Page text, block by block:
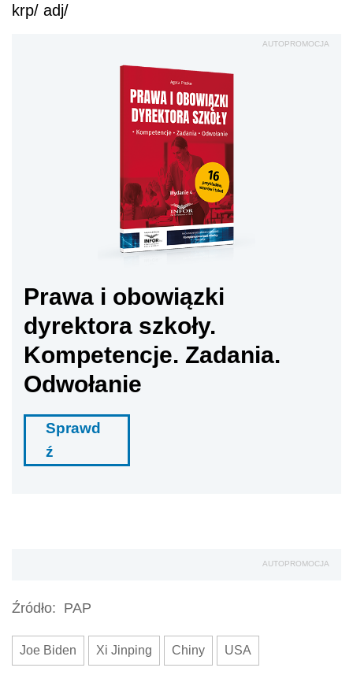
krp/ adj/
AUTOPROMOCJA
Prawa i obowiązki
dyrektora szkoły.
Kompetencje. Zadania.
Odwołanie
Sprawd
ź
AUTOPROMOCJA
Źródło: PAP
Joe Biden Xi Jinping Chiny USA